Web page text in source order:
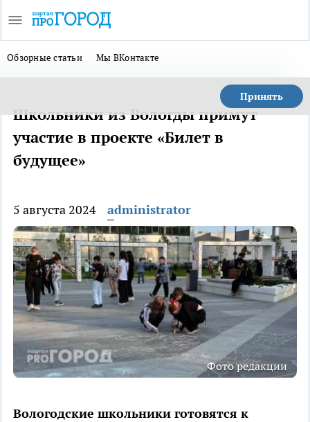
Обзорные статьи Мы ВКонтакте
Принять
Школьники из Вологды примут
участие в проекте «Билет в
будущее»
5 августа 2024 administrator
Фото редакции
Вологодские школьники готовятся к